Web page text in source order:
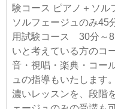
験コース ピアノ＋ソ
ソルフェージュのみ45
用試験コース 30分～
いと考えている方のコ
音・視唱・楽典・コー
ュの指導もいたします
濃いレッスンを、段階